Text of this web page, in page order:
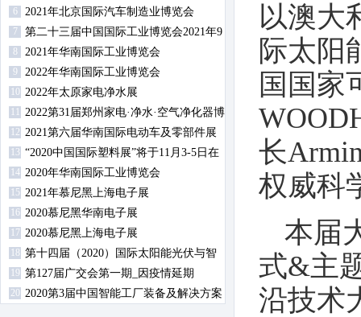
慧能源（上海）展览会暨论坛
6 2021年北京国际汽车制造业博览会
7
第二十三届中国国际工业博览会2021年9
月14日-18日在沪举行
8 2021年华南国际工业博览会
9 2022年华南国际工业博览会
10 2022年太原家电净水展
2022第31届郑州家电·净水·空气净化器博
览会
12 2021第六届华南国际电动车及零部件展
览会
13 “2020中国国际塑料展”将于11月3-5日在
南京举办
14 2020年华南国际工业博览会
15 2021年慕尼黑上海电子展
16 2020慕尼黑华南电子展
17 2020慕尼黑上海电子展
18 第十四届（2020）国际太阳能光伏与智
慧能源（上海）展览会暨论坛
19 第127届广交会第一期_因疫情延期
20 2020第3届中国智能工厂装备及解决方案
以澳大
际太阳
国国家
长
权威科
本届
式&主
沿技术